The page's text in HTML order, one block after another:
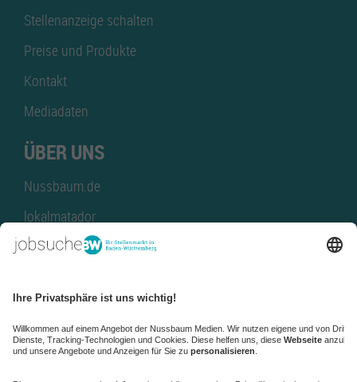
Stellenanzeige schalten
Preise und Produkte
Kontakt
Mediadaten
ÜBER UNS
Nussbaum.de
lokalmatador
kaufinBW
NussbaumID
Nussbaum Medien